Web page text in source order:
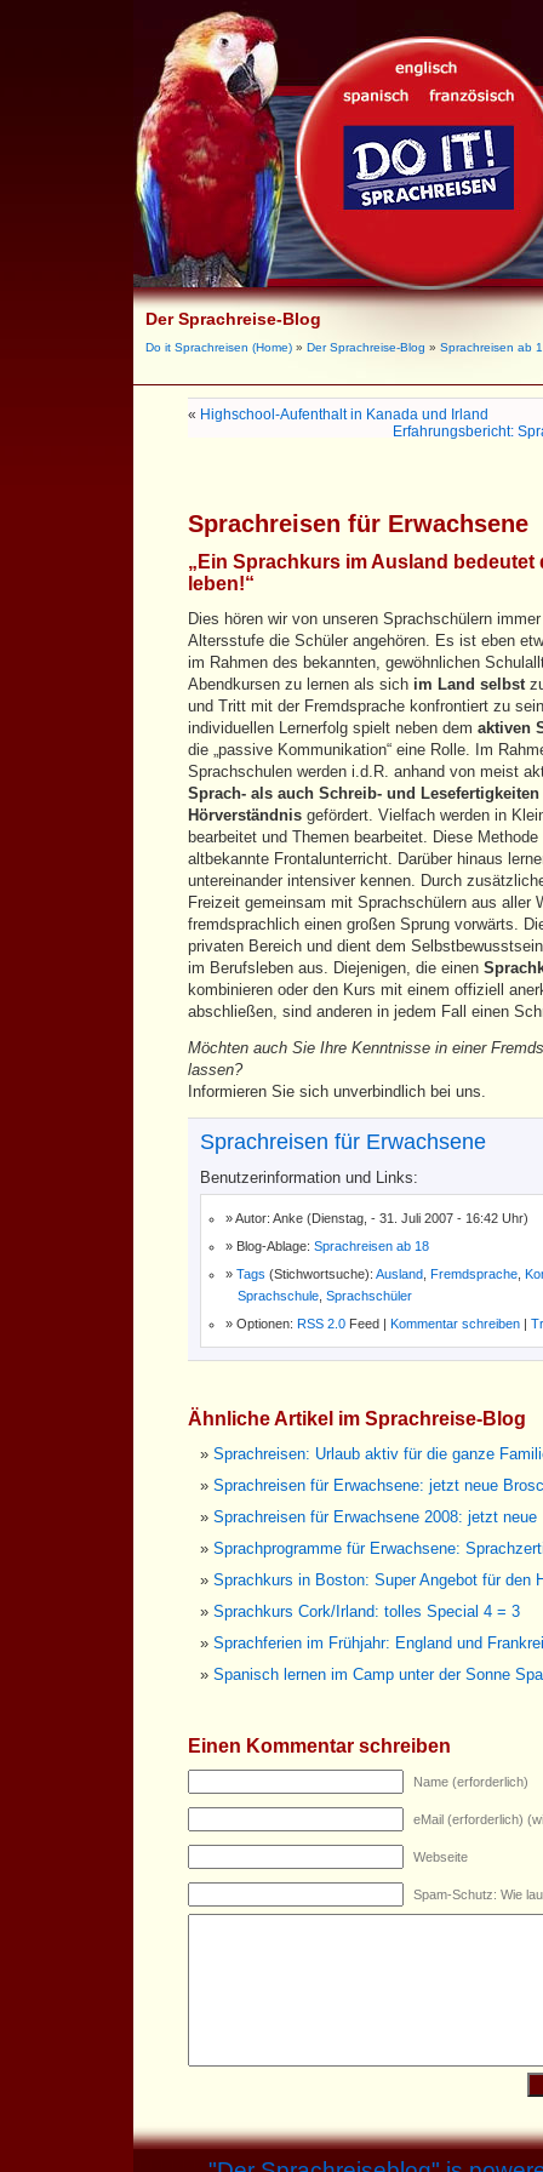
Der Sprachreise-Blog
Do it Sprachreisen (Home) » Der Sprachreise-Blog » Sprachreisen ab
« Highschool-Aufenthalt in Kanada und Irland
Erfahrungsbericht:
Sprachreisen für Erwachsene
„Ein Sprachkurs im Ausland bedeutet
leben!“
Dies hören wir von unseren Sprachschülern
Altersstufe die Schüler angehören. Es ist eben
im Rahmen des bekannten, gewöhnlichen
Abendkursen zu lernen als sich im Land selbst
und Tritt mit der Fremdsprache konfrontiert zu
individuellen Lernerfolg spielt neben dem aktiven
die „passive Kommunikation“ eine Rolle. Im
Sprachschulen werden i.d.R. anhand von meist
Sprach- als auch Schreib- und
Hörverständnis gefördert. Vielfach werden in
bearbeitet und Themen bearbeitet. Diese
altbekannte Frontalunterricht. Darüber hinaus
untereinander intensiver kennen. Durch
Freizeit gemeinsam mit Sprachschülern aus aller
fremdsprachlich einen großen Sprung vorwärts.
privaten Bereich und dient dem
im Berufsleben aus. Diejenigen, die einen
kombinieren oder den Kurs mit einem offiziell
abschließen, sind anderen in jedem Fall einen
Möchten auch Sie Ihre Kenntnisse in einer
lassen?
Informieren Sie sich unverbindlich bei uns.
Sprachreisen für Erwachsene
Benutzerinformation und Links:
Autor: Anke (Dienstag, - 31. Juli 2007 - 16:42 Uhr)
Blog-Ablage: Sprachreisen ab 18
Tags (Stichwortsuche): Ausland Fremdsprache
Sprachschule Sprachschüler
Optionen: RSS 2.0 Feed | Kommentar schreiben |
Ähnliche Artikel im Sprachreise-Blog
Sprachreisen: Urlaub aktiv für die ganze
Sprachreisen für Erwachsene: jetzt neue
Sprachreisen für Erwachsene 2008: jetzt neue
Sprachprogramme für Erwachsene:
Sprachkurs in Boston: Super Angebot für den
Sprachkurs Cork/Irland: tolles Special 4 = 3
Sprachferien im Frühjahr: England und
Spanisch lernen im Camp unter der Sonne
Einen Kommentar schreiben
Name (erforderlich)
eMail (erforderlich)
Webseite
Spam-Schutz: Wie